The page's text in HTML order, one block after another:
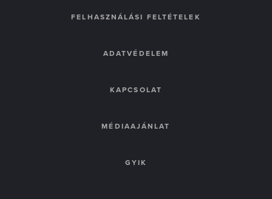
FELHASZNÁLÁSI FELTÉTELEK
ADATVÉDELEM
KAPCSOLAT
MÉDIAAJÁNLAT
GYIK